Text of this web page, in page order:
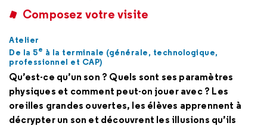
Composez votre visite
Atelier
De la 5e à la terminale (générale, technologique,
professionnel et CAP)
Qu’est-ce qu’un son ? Quels sont ses paramètres
physiques et comment peut-on jouer avec ? Les
oreilles grandes ouvertes, les élèves apprennent à
décrypter un son et découvrent les illusions qu’ils